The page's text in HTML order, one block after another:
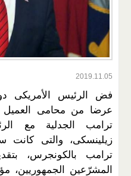
2019.11.05
فض الرئيس الأمريكى
عرضا من محامى
ترامب الجدلية مع
زيلينسكى، والتى كانت
ترامب بالكونجرس،
المشرّعين